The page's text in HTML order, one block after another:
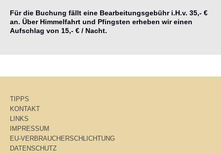
Für die Buchung fällt eine Bearbeitungsgebühr i.H.v. 35,- €
an. Über Himmelfahrt und Pfingsten erheben wir einen
Aufschlag von 15,- € / Nacht.
TIPPS
KONTAKT
LINKS
IMPRESSUM
EU-VERBRAUCHERSCHLICHTUNG
DATENSCHUTZ